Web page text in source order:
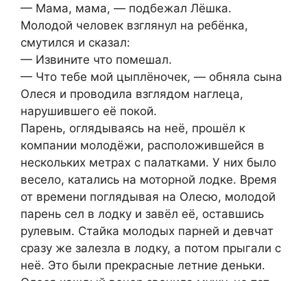
— Мама, мама, — подбежал Лёшка.
Молодой человек взглянул на ребёнка,
смутился и сказал:
— Извините что помешал.
— Что тебе мой цыплёночек, — обняла сына
Олеся и проводила взглядом наглеца,
нарушившего её покой.
Парень, оглядываясь на неё, прошёл к
компании молодёжи, расположившейся в
нескольких метрах с палатками. У них было
весело, катались на моторной лодке. Время
от времени поглядывая на Олесю, молодой
парень сел в лодку и завёл её, оставшись
рулевым. Стайка молодых парней и девчат
сразу же залезла в лодку, а потом прыгали с
неё. Это были прекрасные летние деньки.